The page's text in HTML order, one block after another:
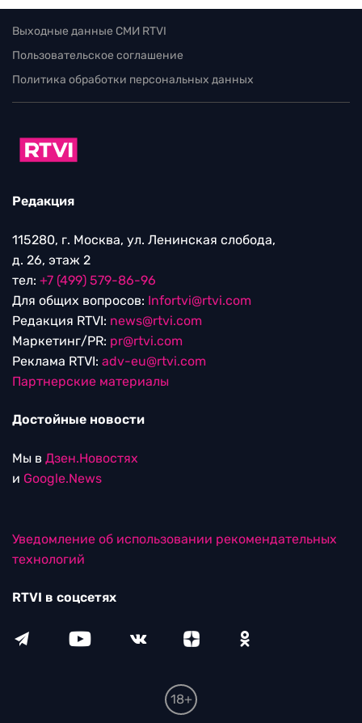
Выходные данные СМИ RTVI
Пользовательское соглашение
Политика обработки персональных данных
Редакция
115280, г. Москва, ул. Ленинская слобода,
д. 26, этаж 2
тел: +7 (499) 579-86-96
Для общих вопросов: Infortvi@rtvi.com
Редакция RTVI: news@rtvi.com
Маркетинг/PR: pr@rtvi.com
Реклама RTVI: adv-eu@rtvi.com
Партнерские материалы
Достойные новости
Мы в Дзен.Новостях
и Google.News
Уведомление об использовании рекомендательных
технологий
RTVI в соцсетях
18+